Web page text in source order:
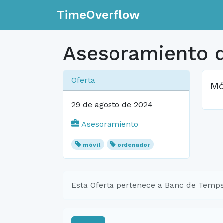
TimeOverflow
Asesoramiento
Oferta
29 de agosto de 2024
Asesoramiento
móvil ordenador
Esta Oferta pertenece a Banc de